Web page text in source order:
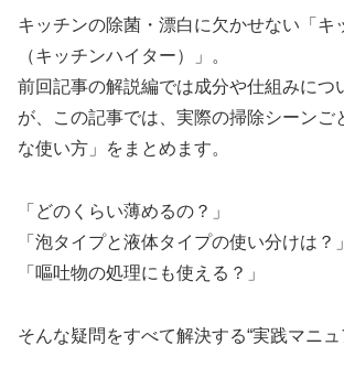
キッチンの除菌・漂白に欠かせない「キ
（キッチンハイター）」。
前回記事の解説編では成分や仕組みにつ
が、この記事では、実際の掃除シーンご
な使い方」をまとめます。
「どのくらい薄めるの？」
「泡タイプと液体タイプの使い分けは？」
「嘔吐物の処理にも使える？」
そんな疑問をすべて解決する“実践マニュ